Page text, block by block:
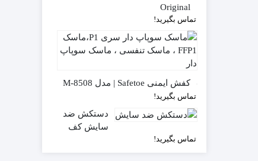
Original
تماس بگیرید!
کفش ایمنی Safetoe | مدل M-8508
تماس بگیرید!
دستکش ضد
سایش کف
تماس بگیرید!